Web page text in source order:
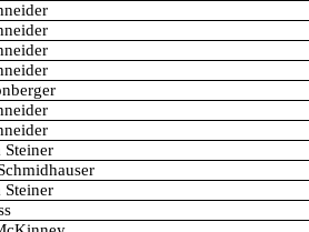
Steiner
Steiner